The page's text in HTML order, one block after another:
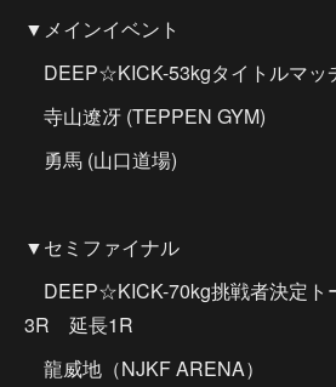
▼メインイベント
DEEP☆KICK-53kgタイトルマッ
寺山遼冴 (TEPPEN GYM)
勇馬 (山口道場)
▼セミファイナル
DEEP☆KICK-70kg挑戦者決定ト
3R 延長1R
龍威地（NJKF ARENA）